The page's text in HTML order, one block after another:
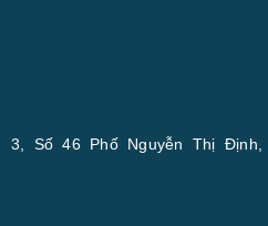
3, Số 46 Phố Nguyễn Thị Định,